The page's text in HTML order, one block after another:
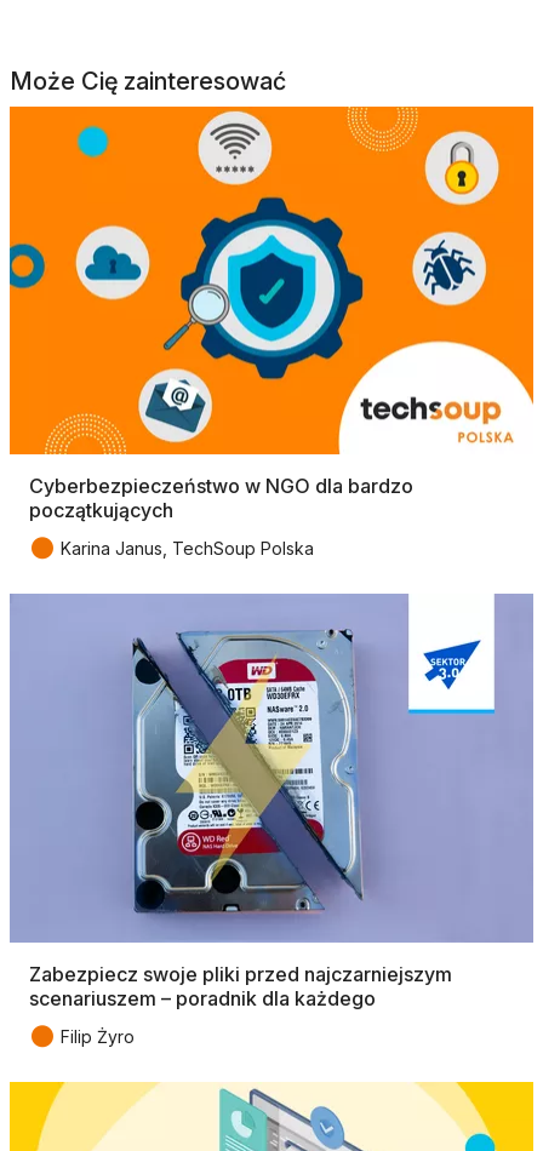
Może Cię zainteresować
Cyberbezpieczeństwo w NGO dla bardzo
początkujących
● Karina Janus, TechSoup Polska
Zabezpiecz swoje pliki przed najczarniejszym
scenariuszem – poradnik dla każdego
● Filip Żyro